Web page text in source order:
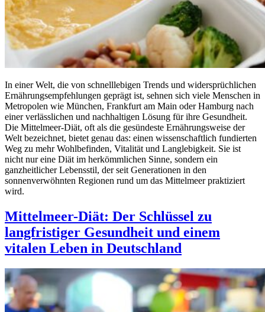
In einer Welt, die von schnelllebigen Trends und widersprüchlichen
Ernährungsempfehlungen geprägt ist, sehnen sich viele Menschen in
Metropolen wie München, Frankfurt am Main oder Hamburg nach
einer verlässlichen und nachhaltigen Lösung für ihre Gesundheit.
Die Mittelmeer-Diät, oft als die gesündeste Ernährungsweise der
Welt bezeichnet, bietet genau das: einen wissenschaftlich fundierten
Weg zu mehr Wohlbefinden, Vitalität und Langlebigkeit. Sie ist
nicht nur eine Diät im herkömmlichen Sinne, sondern ein
ganzheitlicher Lebensstil, der seit Generationen in den
sonnenverwöhnten Regionen rund um das Mittelmeer praktiziert
wird.
Mittelmeer-Diät: Der Schlüssel zu
langfristiger Gesundheit und einem
vitalen Leben in Deutschland